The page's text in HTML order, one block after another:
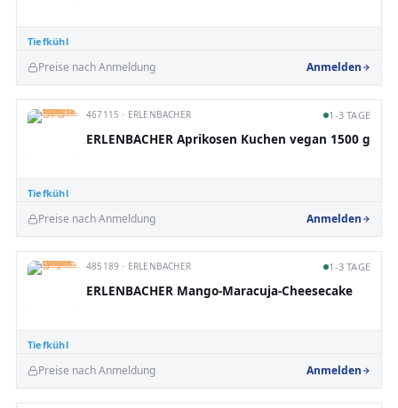
Tiefkühl
Preise nach Anmeldung Anmelden
Tiefkühl
467115 · ERLENBACHER 1-3 TAGE
ERLENBACHER Aprikosen Kuchen vegan 1500 g
Preise nach Anmeldung Anmelden
Tiefkühl
485189 · ERLENBACHER 1-3 TAGE
ERLENBACHER Mango-Maracuja-Cheesecake
Preise nach Anmeldung Anmelden